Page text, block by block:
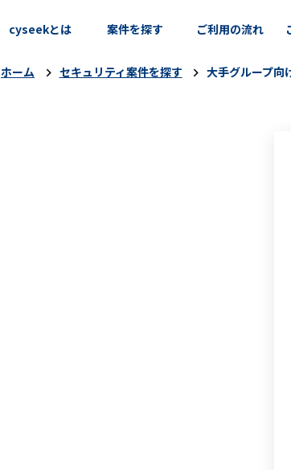
cyseekとは 案件を探す ご利用の流れ
ホーム セキュリティ案件を探す 大手グループ向